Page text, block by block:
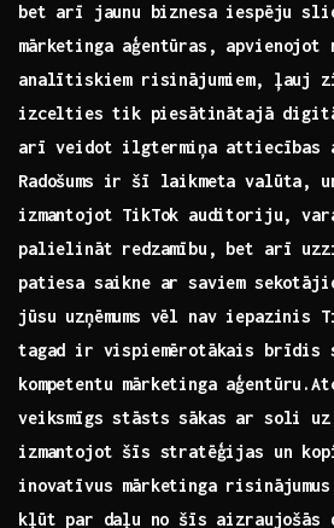
bet arī jaunu⁣ biznesa iespēju
mārketinga aģentūras, apvienojot
analītiskiem ‍risinājumiem, ‌ļauj
izcelties tik ⁤piesātinātajā
arī veidot ilgtermiņa attiecības
Radošums ir šī laikmeta valūta,
izmantojot‍ TikTok ⁣auditoriju,
palielināt ‌redzamību, bet arī
patiesa saikne ar saviem⁤
jūsu uzņēmums⁣ vēl nav iepazinis
tagad ir vispiemērotākais brīdis
kompetentu mārketinga
veiksmīgs stāsts sākas ar soli uz
izmantojot šīs stratēģijas un
inovatīvus mārketinga
kļūt par daļu⁣ no šīs aizraujošās